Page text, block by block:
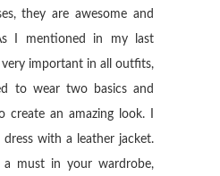
they are awesome and
I mentioned in my last
very important in all outfits,
to wear two basics and
create an amazing look. I
dress with a leather jacket.
a must in your wardrobe,